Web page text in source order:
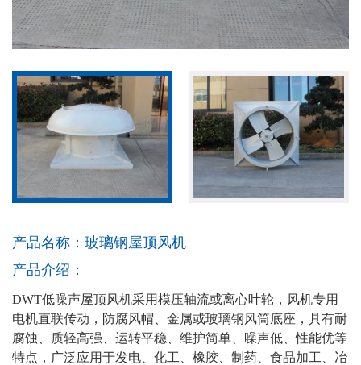
产品名称： 玻璃钢屋顶风机
产品介绍：
DWT低噪声屋顶风机采用模压轴流或离心叶轮，风机专用
电机直联传动，防腐风帽、金属或玻璃钢风筒底座，具有耐
腐蚀、质轻高强、运转平稳、维护简单、噪声低、性能优等
特点，广泛应用于发电、化工、橡胶、制药、食品加工、冶